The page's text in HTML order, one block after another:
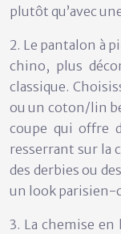
plutôt qu’avec
2. Le pantalon à
chino, plus
classique.
ou un coton/lin
coupe qui offre
resserrant sur la
des derbies ou
un look parisien-
3. La chemise